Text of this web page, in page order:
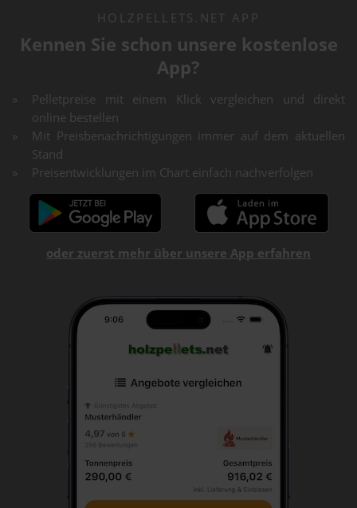
HOLZPELLETS.NET APP
Kennen Sie schon unsere kostenlose
App?
Pelletpreise mit einem Klick vergleichen und direkt
online bestellen
Mit Preisbenachrichtigungen immer auf dem aktuellen
Stand
Preisentwicklungen im Chart einfach nachverfolgen
oder zuerst mehr über unsere App erfahren